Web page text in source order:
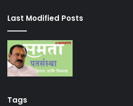
Last Modified Posts
Tags